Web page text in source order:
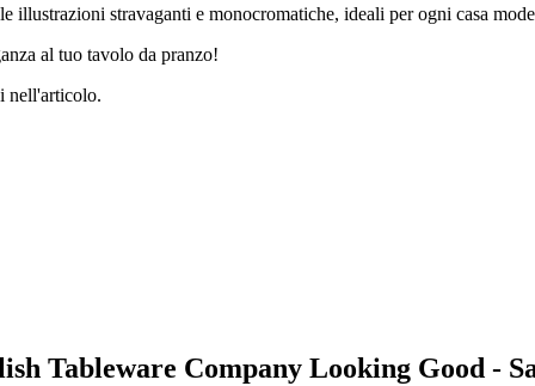
stravaganti e monocromatiche, ideali per ogni casa
al tuo tavolo da pranzo!
nell'articolo.
Tableware Company Looking Good -